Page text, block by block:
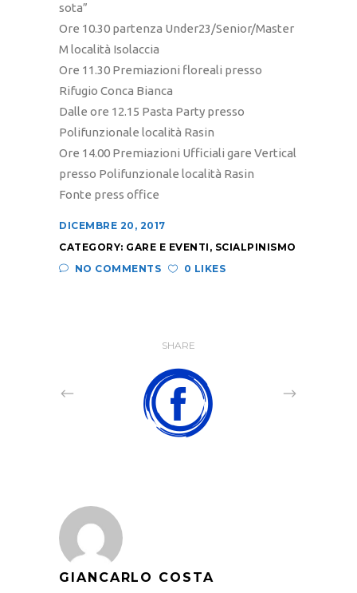
sota”
Ore 10.30 partenza Under23/Senior/Master
M località Isolaccia
Ore 11.30 Premiazioni floreali presso
Rifugio Conca Bianca
Dalle ore 12.15 Pasta Party presso
Polifunzionale località Rasin
Ore 14.00 Premiazioni Ufficiali gare Vertical
presso Polifunzionale località Rasin
Fonte press office
DICEMBRE 20, 2017
CATEGORY: GARE E EVENTI , SCIALPINISMO
NO COMMENTS
0 LIKES
SHARE
GIANCARLO COSTA